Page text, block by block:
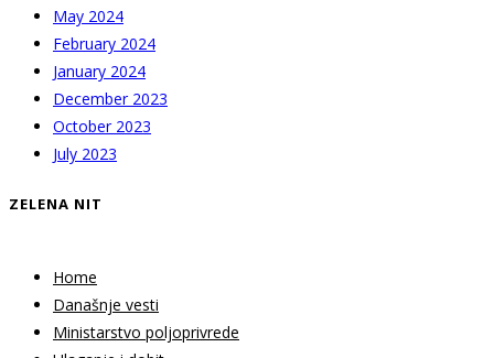
May 2024
February 2024
January 2024
December 2023
October 2023
July 2023
ZELENA NIT
Home
Današnje vesti
Ministarstvo poljoprivrede